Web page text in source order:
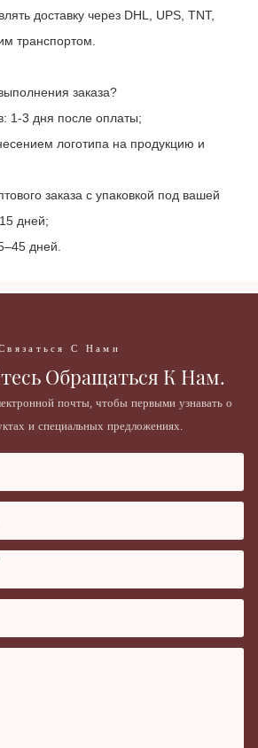
доставку через DHL, UPS, TNT,
транспортом.
заказа?
1-3 дня после оплаты;
логотипа на продукцию и
заказа с упаковкой под вашей
дней;
дней.
С Нами
Обращаться К Нам.
почты, чтобы первыми узнавать о
и ​​специальных предложениях.